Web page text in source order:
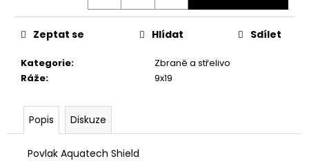
Kategorie:
Zbraně a střelivo
Ráže: 9x19
Zeptat se Hlídat Sdílet
Popis Diskuze
Povlak Aquatech Shield
e
MAUSER
BASIC
Kč